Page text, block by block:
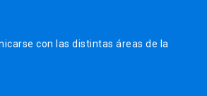
con las distintas áreas de la